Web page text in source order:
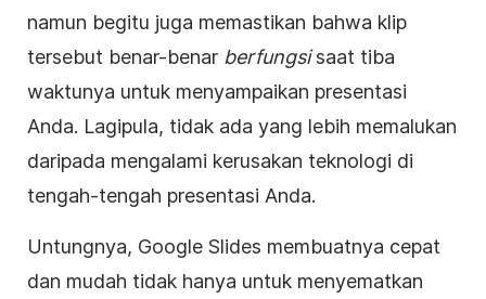
namun begitu juga memastikan bahwa klip
tersebut benar-benar berfungsisaat tiba
waktunya untuk menyampaikan presentasi
Anda. Lagipula, tidak ada yang lebih memalukan
daripada mengalami kerusakan teknologi di
tengah-tengah presentasi Anda.
Untungnya, Google Slides membuatnya cepat
dan mudah tidak hanya untuk menyematkan